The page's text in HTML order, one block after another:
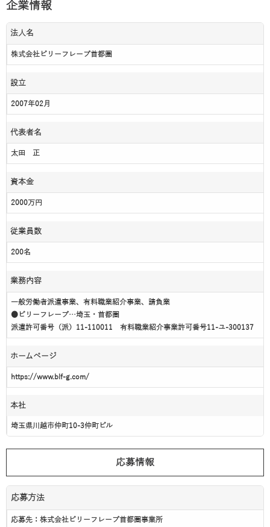
企業情報
法人名
株式会社ビリーフレーブ首都圏
設立
2007年02月
代表者名
太田 正
資本金
2000万円
従業員数
200名
業務内容
一般労働者派遣事業、有料職業紹介事業、請負業
●ビリーフレーブ…埼玉・首都圏
派遣許可番号（派）11-110011 有料職業紹介事業許可番号11-ユ-300137
ホームページ
https://www.blf-g.com/
本社
埼玉県川越市仲町10-3仲町ビル
応募情報
応募方法
応募先：株式会社ビリーフレーブ首都圏事業所